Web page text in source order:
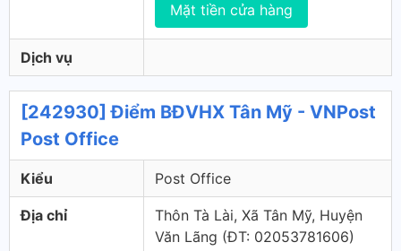
Mặt tiền cửa hàng
Dịch vụ
[242930] Điểm BĐVHX Tân Mỹ - VNPost
Post Office
Kiểu Post Office
Địa chỉ
Thôn Tà Lài, Xã Tân Mỹ, Huyện
Văn Lãng (ÐT: 02053781606)